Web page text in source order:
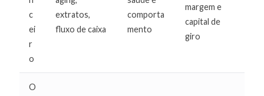
c
ei
r
o
extratos,
fluxo de caixa
comporta
mento
margem e
capital de
giro
O